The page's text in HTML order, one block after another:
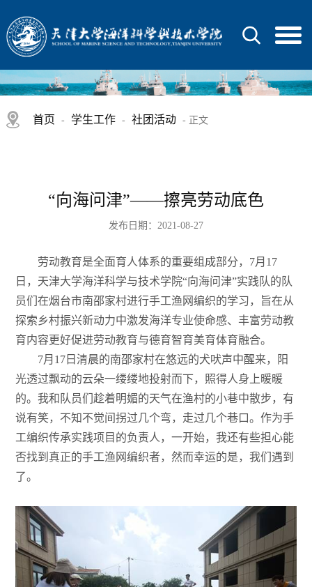
首页 - 学生工作 - 社团活动 - 正文
“向海问津”——擦亮劳动底色
发布日期：2021-08-27
劳动教育是全面育人体系的重要组成部分，7月17
日，天津大学海洋科学与技术学院“向海问津”实践队的队
员们在烟台市南邵家村进行手工渔网编织的学习，旨在从
探索乡村振兴新动力中激发海洋专业使命感、丰富劳动教
育内容更好促进劳动教育与德育智育美育体育融合。
7月17日清晨的南邵家村在悠远的犬吠声中醒来，阳
光透过飘动的云朵一缕缕地投射而下，照得人身上暖暖
的。我和队员们趁着明媚的天气在渔村的小巷中散步，有
说有笑，不知不觉间拐过几个弯，走过几个巷口。作为手
工编织传承实践项目的负责人，一开始，我还有些担心能
否找到真正的手工渔网编织者，然而幸运的是，我们遇到
了。